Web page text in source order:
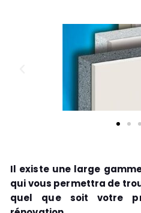
Il existe une large
qui vous permettra de
quel que soit votre